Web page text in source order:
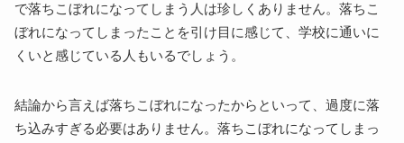
で落ちこぼれになってしまう人は珍しくありません。落ちこ
ぼれになってしまったことを引け目に感じて、学校に通いに
くいと感じている人もいるでしょう。
結論から言えば落ちこぼれになったからといって、過度に落
ち込みすぎる必要はありません。落ちこぼれになってしまっ